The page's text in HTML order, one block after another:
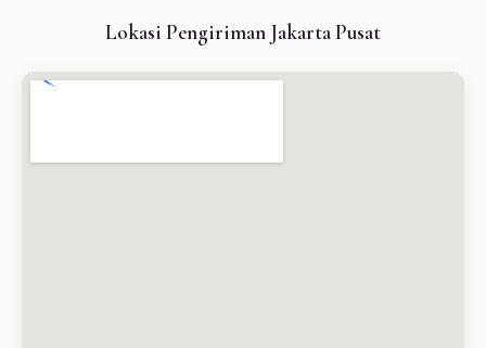
Lokasi Pengiriman Jakarta Pusat